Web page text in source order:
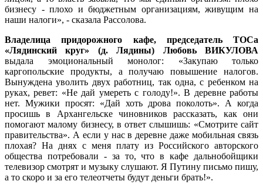
бизнесу - плохо и бюджетным организациям, живущим на
наши налоги», - сказала Рассолова.
Владелица придорожного кафе, председатель ТОСа
«Лядинский круг» (д. Лядины) Любовь ВИКУЛОВА
выдала эмоциональный монолог: «Закупаю только
каргопольские продукты, а получаю повышение налогов.
Вынуждена уволить двух работниц, так одна, с ребенком на
руках, ревет: «Не дай умереть с голоду!». В деревне работы
нет. Мужики просят: «Дай хоть дрова поколоть». А когда
просишь в Архангельске чиновников рассказать, как они
помогают малому бизнесу, в ответ слышишь: «Смотрите сайт
правительства». А если у нас в деревне даже мобильная связь
плохая? На днях с меня плату из Российского авторского
общества потребовали - за то, что в кафе дальнобойщики
телевизор смотрят и музыку слушают. Я Путину письмо пишу,
а то скоро и за его телеотчеты будут деньги брать!».